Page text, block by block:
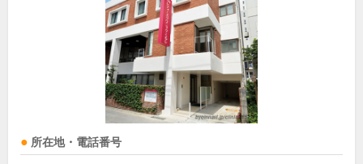
所在地・電話番号